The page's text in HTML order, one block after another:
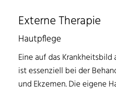
Externe Therapie
Hautpflege
Eine auf das
ist essenziell bei der
und Ekzemen. Die eigene